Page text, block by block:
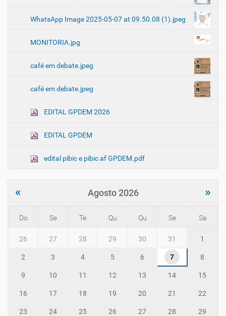
WhatsApp Image 2025-05-07 at 09.50.08 (1).jpeg
MONITORIA.jpg
café em debate.jpeg
café em debate.jpeg
EDITAL GPDEM 2026
EDITAL GPDEM
edital pibic e pibic af GPDEM.pdf
« Agosto 2026 »
Do Se Te Qu Qu Se Sa
26 27 28 29 30 31 1
2 3 4 5 6 7 8
9 10 11 12 13 14 15
16 17 18 19 20 21 22
23 24 25 26 27 28 29